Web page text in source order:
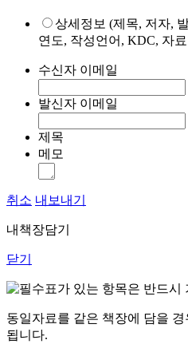
상세정보 (제목, 저자,
연도, 작성언어, KDC, 자
수신자 이메일
발신자 이메일
제목
메모
취소 내보내기
내책장담기
닫기
표가 있는 항목은 반드시
동일자료를 같은 책장에 담을
됩니다.